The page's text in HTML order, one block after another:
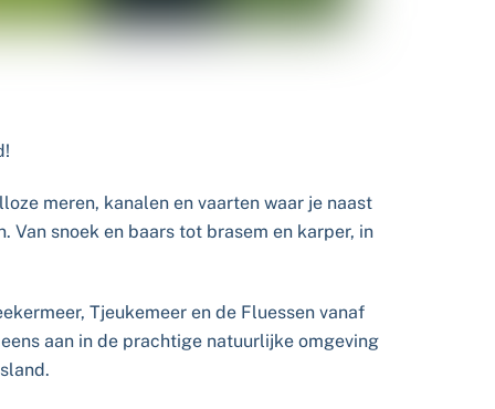
meren, kanalen en vaarten waar je naast
Van snoek en baars tot brasem en karper, in
Tjeukemeer en de Fluessen vanaf
aan in de prachtige natuurlijke omgeving